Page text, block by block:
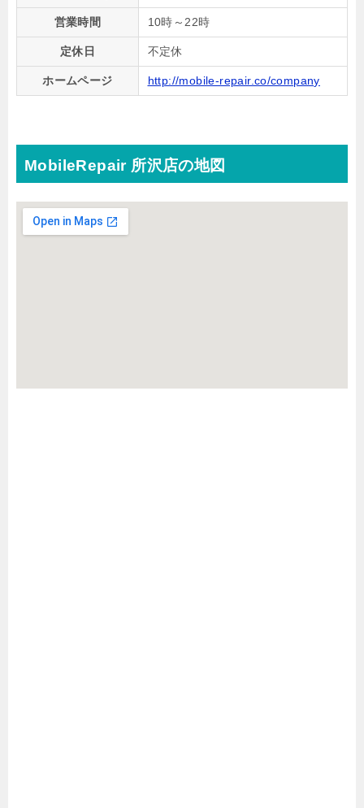
営業時間 10時～22時
定休日 不定休
ホームページ http://mobile-repair.co/company
MobileRepair 所沢店の地図